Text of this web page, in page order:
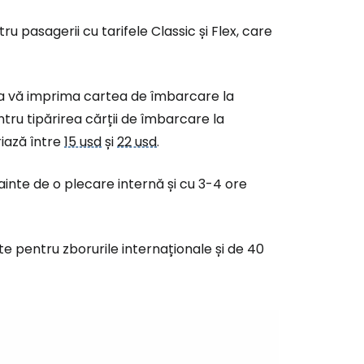
pasagerii cu tarifele Classic și Flex, care
vă imprima cartea de îmbarcare la
tipărirea cărții de îmbarcare la
între15 usdși22 usd.
de o plecare internă și cu 3-4 ore
pentru zborurile internaționale și de 40